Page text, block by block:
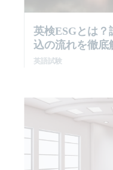
英検ESGとは？
込の流れを徹底
英語試験